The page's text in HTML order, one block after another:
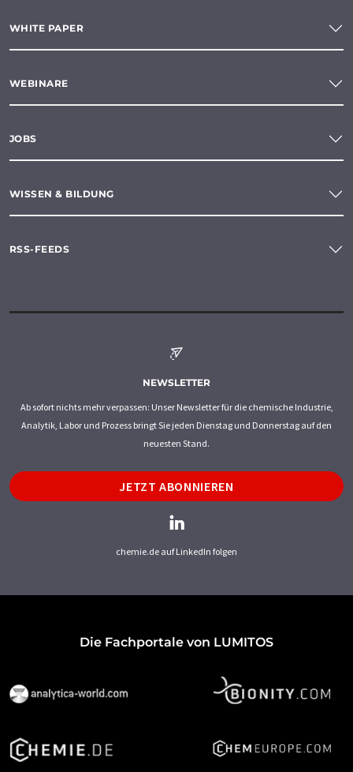
WHITE PAPER
WEBINARE
JOBS
WISSEN & BILDUNG
RSS-FEEDS
NEWSLETTER
Ab sofort nichts mehr verpassen: Unser Newsletter für die chemische Industrie,
Analytik, Labor und Prozess bringt Sie jeden Dienstag und Donnerstag auf den
neuesten Stand.
JETZT ABONNIEREN
chemie.de auf LinkedIn folgen
Die Fachportale von LUMITOS